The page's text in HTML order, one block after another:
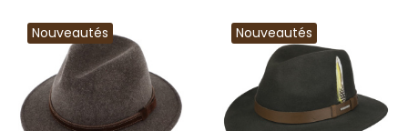
Nouveautés Nouveautés